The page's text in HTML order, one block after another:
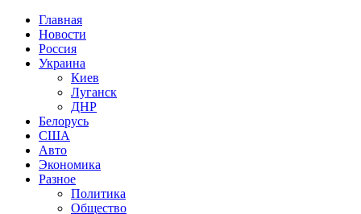
Главная
Новости
Россия
Украина
Киев
Луганск
ДНР
Белорусь
США
Авто
Экономика
Разное
Политика
Общество